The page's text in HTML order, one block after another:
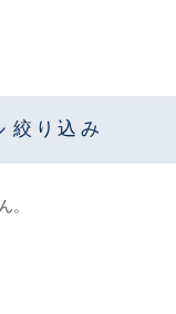
絞り込み
。